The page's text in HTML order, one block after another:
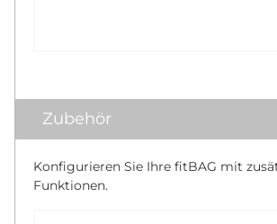
Zubehör
Konfigurieren Sie Ihre fitBAG mit
Funktionen.